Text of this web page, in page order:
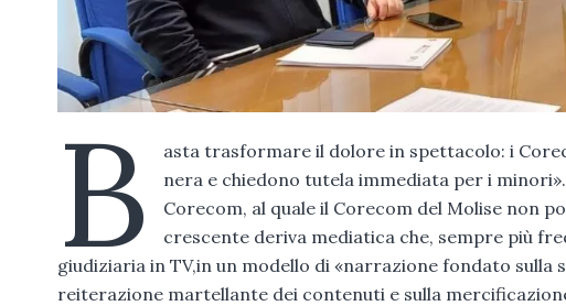
B
asta trasformare il dolore in spettacolo: i
nera e chiedono tutela immediata per i
Corecom, al quale il Corecom del Molise non
crescente deriva mediatica che, sempre più
giudiziaria in TV,in un modello di «narrazione fondato
reiterazione martellante dei contenuti e sulla